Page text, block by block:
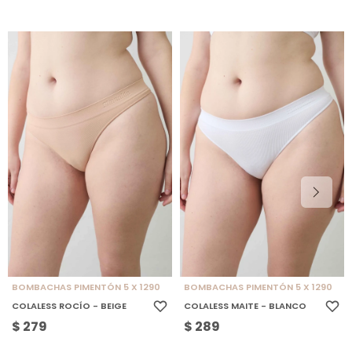
BOMBACHAS PIMENTÓN 5 X 1290
COLALESS ROCÍO - BEIGE
$ 279
BOMBACHAS PIMENTÓN 5 X 1290
COLALESS MAITE - BLANCO
$ 289